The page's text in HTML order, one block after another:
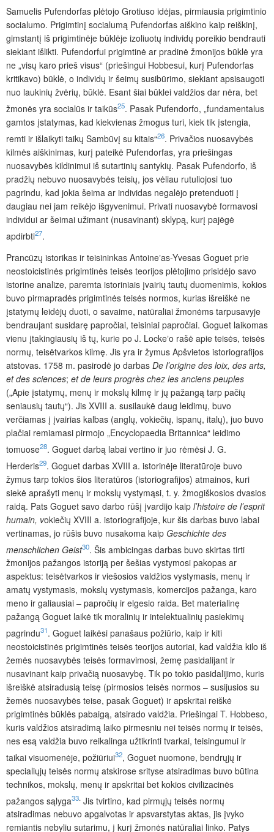
Samuelis Pufendorfas plėtojo Grotiuso idėjas, pirmiausia prigimtinio
socialumo. Prigimtinį socialumą Pufendorfas aiškino kaip reiškinį,
gimstantį iš prigimtinėje būklėje izoliuotų individų poreikio bendrauti
siekiant išlikti. Pufendorfui prigimtinė ar pradinė žmonijos būklė yra
ne „visų karo prieš visus“ (priešingui Hobbesui, kurį Pufendorfas
kritikavo) būklė, o individų ir šeimų susibūrimo, siekiant apsisaugoti
nuo laukinių žvėrių, būklė. Esant šiai būklei valdžios dar nėra, bet
žmonės yra socialūs ir taikūs25. Pasak Pufendorfo, „fundamentalus
gamtos įstatymas, kad kiekvienas žmogus turi, kiek tik įstengia,
remti ir išlaikyti taikų Sambūvį su kitais“26. Privačios nuosavybės
kilmės aiškinimas, kurį pateikė Pufendorfas, yra priešingas
nuosavybės kildinimui iš sutartinių santykių. Pasak Pufendorfo, iš
pradžių nebuvo nuosavybės teisių, jos vėliau rutuliojosi tuo
pagrindu, kad jokia šeima ar individas negalėjo pretenduoti į
daugiau nei jam reikėjo išgyvenimui. Privati nuosavybė formavosi
individui ar šeimai užimant (nusavinant) sklypą, kurį pajėgė
apdirbti27.
Prancūzų istorikas ir teisininkas Antoineʼas-Yvesas Goguet prie
neostoicistinės prigimtinės teisės teorijos plėtojimo prisidėjo savo
istorine analize, paremta istoriniais įvairių tautų duomenimis, kokios
buvo pirmapradės prigimtinės teisės normos, kurias išreiškė ne
įstatymų leidėjų duoti, o savaime, natūraliai žmonėms tarpusavyje
bendraujant susidarę papročiai, teisiniai papročiai. Goguet laikomas
vienu įtakingiausių iš tų, kurie po J. Lockeʼo rašė apie teisės, teisės
normų, teisėtvarkos kilmę. Jis yra ir žymus Apšvietos istoriografijos
atstovas. 1758 m. pasirodė jo darbas De lʼorigine des loix, des arts,
et des sciences; et de leurs progrès chez les anciens peuples
(„Apie įstatymų, menų ir mokslų kilmę ir jų pažangą tarp pačių
seniausių tautų“). Jis XVIII a. susilaukė daug leidimų, buvo
verčiamas į įvairias kalbas (anglų, vokiečių, ispanų, italų), juo buvo
plačiai remiamasi pirmojo „Encyclopaedia Britannica“ leidimo
tomuose28. Goguet darbą labai vertino ir juo rėmėsi J. G.
Herderis29. Goguet darbas XVIII a. istorinėje literatūroje buvo
žymus tarp tokios šios literatūros (istorio­grafijos) atmainos, kuri
siekė aprašyti menų ir mokslų vystymąsi, t. y. žmogiškosios dvasios
raidą. Pats Goguet savo darbo rūšį įvardijo kaip lʼhistoire de lʼesprit
humain, vokiečių XVIII a. istoriografijoje, kur šis darbas buvo labai
vertinamas, jo rūšis buvo nusakoma kaip Geschichte des
menschlichen Geist30. Šis ambicingas darbas buvo skirtas tirti
žmonijos pažangos istoriją per šešias vystymosi pakopas ar
aspektus: teisėtvarkos ir viešosios valdžios vystymasis, menų ir
amatų vystymasis, mokslų vystymasis, komercijos pažanga, karo
meno ir galiausiai – papročių ir elgesio raida. Bet materialinę
pažangą Goguet laikė tik moralinių ir intelektualinių pasiekimų
pagrindu31. Goguet laikėsi panašaus požiūrio, kaip ir kiti
neostoicistinės prigimtinės teisės teorijos autoriai, kad valdžia kilo iš
žemės nuosavybės teisės formavimosi, žemę pasidalijant ir
nusavinant kaip privačią nuosavybę. Tik po tokio pasidalijimo, kuris
išreiškė atsiradusią teisę (pirmosios teisės normos – susijusios su
žemės nuosavybės teise, pasak Goguet) ir apskritai reiškė
prigimtinės būklės pabaigą, atsirado valdžia. Priešingai T. Hobbeso,
kuris valdžios atsiradimą laiko pirmesniu nei teisės normų ir teisės,
nes esą valdžia buvo reikalinga užtikrinti tvarkai, teisingumui ir
taikai visuomenėje, požiūriui32, Goguet nuomone, bendrųjų ir
specialiųjų teisės normų atskirose srityse atsiradimas buvo būtina
technikos, mokslų, menų ir apskritai bet kokios civilizacinės
pažangos sąlyga33. Jis tvirtino, kad pirmųjų teisės normų
atsiradimas nebuvo apgalvotas ir apsvarstytas aktas, jis įvyko
remiantis nebyliu sutarimu, į kurį žmonės natūraliai linko. Patys